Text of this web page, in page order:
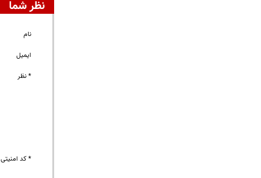
نظر شما
نام
ایمیل
* نظر
* کد امنیتی